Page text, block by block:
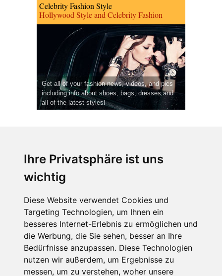
Ihre Privatsphäre ist uns
wichtig
Diese Website verwendet Cookies und
Targeting Technologien, um Ihnen ein
besseres Internet-Erlebnis zu ermöglichen und
die Werbung, die Sie sehen, besser an Ihre
Bedürfnisse anzupassen. Diese Technologien
nutzen wir außerdem, um Ergebnisse zu
messen, um zu verstehen, woher unsere
Celebrity Fashion Style
Hollywood Style and Celebrity Fashion
Get all of your fashion news, videos, and pics
including info about shoes, bags, dresses and
all of the latest styles!
CPost.org© 2013-2023 The Celebrity Post.
Terms of Use Privacy | Cookies Policy( Einstellungen ändern
About Us
Advertising
Contact Us